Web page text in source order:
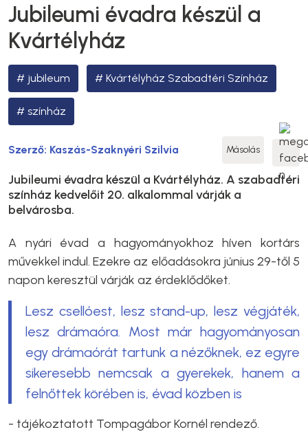
Jubileumi évadra készül a
Kvártélyház
jubileum Kvártélyház Szabadtéri Színház
színház
Szerző: Kaszás-Szaknyéri Szilvia Másolás
Jubileumi évadra készül a Kvártélyház. A szabadtéri
színház kedvelőit 20. alkalommal várják a
belvárosba.
A nyári évad a hagyományokhoz híven kortárs
művekkel indul. Ezekre az előadásokra június 29-től 5
napon keresztül várják az érdeklődőket.
Lesz csellóest, lesz stand-up, lesz végjáték,
lesz drámaóra. Most már hagyományosan
egy drámaórát tartunk a nézőknek, ez egyre
sikeresebb nemcsak a gyerekek, hanem a
felnőttek körében is, évad közben is
- tájékoztatott Tompagábor Kornél rendező.